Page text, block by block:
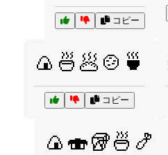
コピー
🍙🍜🥟🍲🍵
コピー
🍙🍣🥡🍜🍤